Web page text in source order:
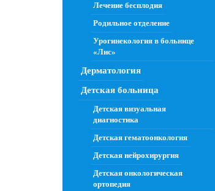
Лечение бесплодия
Родильное отделение
Урогинекология в больнице
«Лис»
Дерматология
Детская больница
Детская визуальная
диагностика
Детская гематоонкология
Детская нейрохирургия
Детская онкологическая
ортопедия